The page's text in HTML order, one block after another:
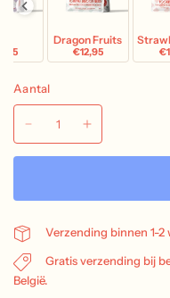
Dragon Fruits
€12,95
Aantal
Verzending binnen 1-
Gratis verzending bij
België.